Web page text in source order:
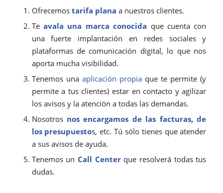
Ofrecemos tarifa plana a nuestros clientes.
Te avala una marca conocida que cuenta con
una fuerte implantación en redes sociales y
plataformas de comunicación digital, lo que nos
aporta mucha visibilidad.
Tenemos una aplicación propiaque te permite (y
permite a tus clientes) estar en contacto y agilizar
los avisos y la atención a todas las demandas.
Nosotros nos encargamos de las facturas, de
los presupuestos, etc. Tú sólo tienes que atender
a sus avisos de ayuda.
Tenemos un Call Centerque resolverá todas tus
dudas.